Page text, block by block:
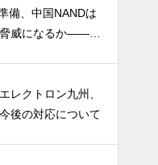
備、中国NANDは
威になるか――AI
レクトロン九州、
後の対応について